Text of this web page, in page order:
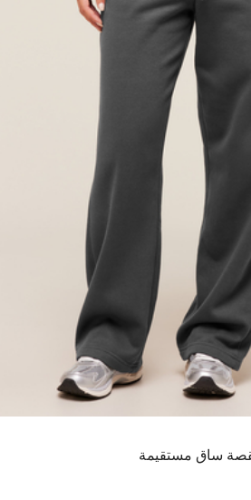
ساق مستقيمة